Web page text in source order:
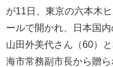
が11日、東京の六本木
ールで開かれ、日本国
山田外美代さん（60）
海市常務副市長から贈ら